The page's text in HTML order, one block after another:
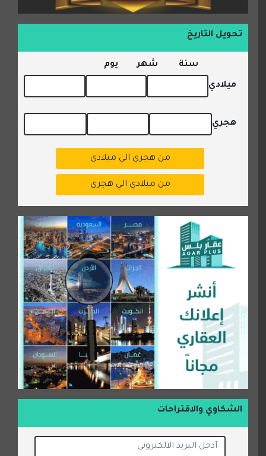
تحويل التاريخ
سنة شهر يوم
ميلادي
هجري
من هجري الي ميلادي
من ميلادي الي هجري
الشكاوي والاقتراحات